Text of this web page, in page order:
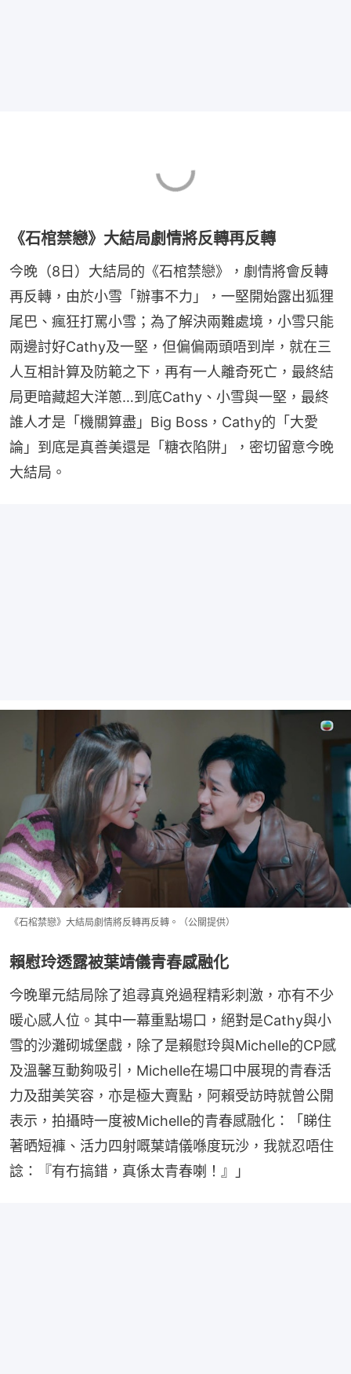
《石棺禁戀》大結局劇情將反轉再反轉
今晚（8日）大結局的《石棺禁戀》，劇情將會反轉
再反轉，由於小雪「辦事不力」，一堅開始露出狐狸
尾巴、瘋狂打罵小雪；為了解決兩難處境，小雪只能
兩邊討好Cathy及一堅，但偏偏兩頭唔到岸，就在三
人互相計算及防範之下，再有一人離奇死亡，最終結
局更暗藏超大洋蔥…到底Cathy、小雪與一堅，最終
誰人才是「機關算盡」Big Boss，Cathy的「大愛
論」到底是真善美還是「糖衣陷阱」，密切留意今晚
大結局。
《石棺禁戀》大結局劇情將反轉再反轉。（公關提供）
賴慰玲透露被葉靖儀青春感融化
今晚單元結局除了追尋真兇過程精彩刺激，亦有不少
暖心感人位。其中一幕重點場口，絕對是Cathy與小
雪的沙灘砌城堡戲，除了是賴慰玲與Michelle的CP感
及溫馨互動夠吸引，Michelle在場口中展現的青春活
力及甜美笑容，亦是極大賣點，阿賴受訪時就曾公開
表示，拍攝時一度被Michelle的青春感融化：「睇住
著晒短褲、活力四射嘅葉靖儀喺度玩沙，我就忍唔住
諗：『有冇搞錯，真係太青春喇！』」